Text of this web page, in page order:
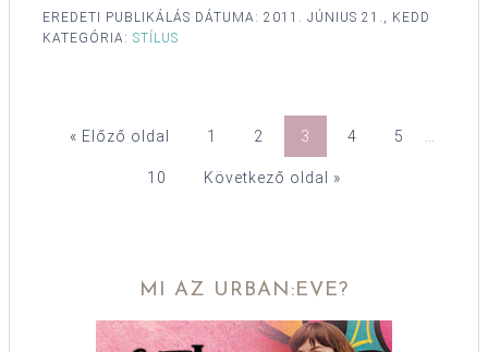
EREDETI PUBLIKÁLÁS DÁTUMA: 2011. JÚNIUS 21., KEDD
KATEGÓRIA: STÍLUS
« Előző oldal 1 2 3 4 5 …
10 Következő oldal »
MI AZ URBAN:EVE?